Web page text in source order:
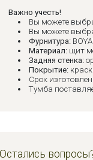
Важно учесть!
Вы можете
Вы можете
Фурнитура:
Материал: щит
Задняя стенка:
Покрытие:
Срок
Тумба
Остались